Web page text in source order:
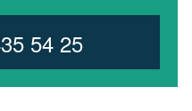
54 25